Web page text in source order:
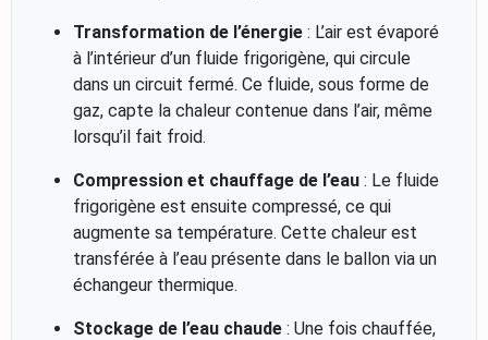
Transformation de l’énergie: L’air est évaporé
à l’intérieur d’un fluide frigorigène, qui circule
dans un circuit fermé. Ce fluide, sous forme de
gaz, capte la chaleur contenue dans l’air, même
lorsqu’il fait froid.
Compression et chauffage de l’eau: Le fluide
frigorigène est ensuite compressé, ce qui
augmente sa température. Cette chaleur est
transférée à l’eau présente dans le ballon via un
échangeur thermique.
Stockage de l’eau chaude: Une fois chauffée,